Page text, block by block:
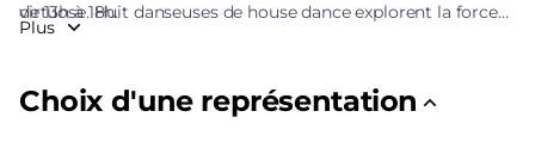
de 13h à 18h.
virtuose. Huit danseuses de house dance explorent la force
des liens sacrés qui les unissent. Au fil de solos et de
puissance et celles de toutes les femmes. La bande son aux
sonorités club enflamme leur engagement physique et
Plus
Choix d'une représentation